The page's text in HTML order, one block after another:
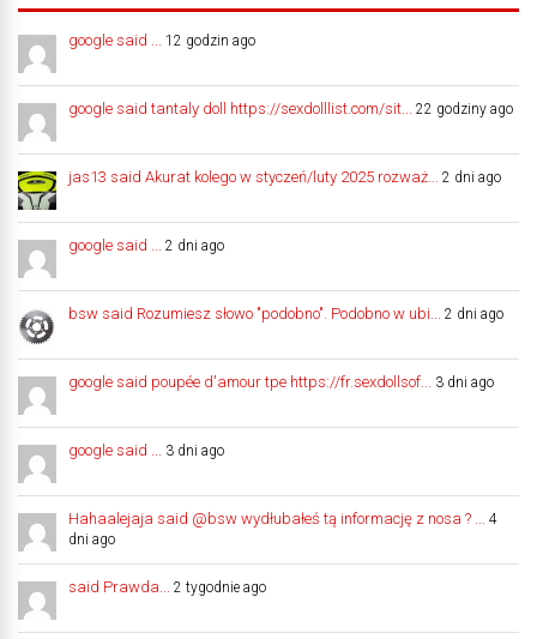
google said ... 12 godzin ago
google said tantaly doll https://sexdolllist.com/sit... 22 godziny ago
jas13 said Akurat kolego w styczeń/luty 2025 rozważ... 2 dni ago
google said ... 2 dni ago
bsw said Rozumiesz słowo "podobno". Podobno w ubi... 2 dni ago
google said poupée d'amour tpe https://fr.sexdollsof... 3 dni ago
google said ... 3 dni ago
Hahaalejaja said @bsw wydłubałeś tą informację z nosa ? ...
4
dni ago
said Prawda... 2 tygodnie ago